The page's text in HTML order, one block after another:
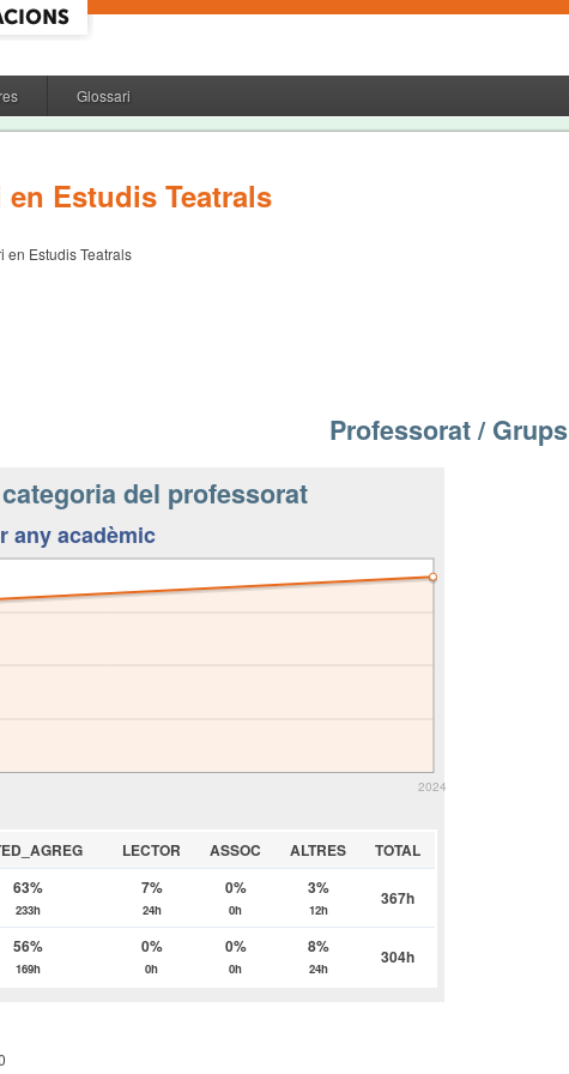
Glossari
Estudis Teatrals
en Estudis Teatrals
Professorat / Grups
del professorat
any acadèmic
2024
LECTOR ASSOC ALTRES TOTAL
63%
233h
7%
24h
0%
0h
3%
12h
367h
56%
169h
0%
0h
0%
0h
8%
24h
304h